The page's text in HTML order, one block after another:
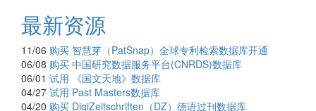
最新资源
11/06 购买 智慧芽（PatSnap）全球专利检索数据库开通
06/08 购买 中国研究数据服务平台(CNRDS)数据库
06/01 试用
《国文天地》数据库
04/27 试用 Past Masters数据库
04/20 购买 DigiZeitschriften（DZ）德语过刊数据库